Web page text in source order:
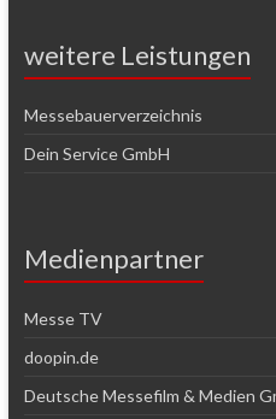
weitere Leistungen
Messebauerverzeichnis
Dein Service GmbH
Medienpartner
Messe TV
doopin.de
Deutsche Messefilm & Medien